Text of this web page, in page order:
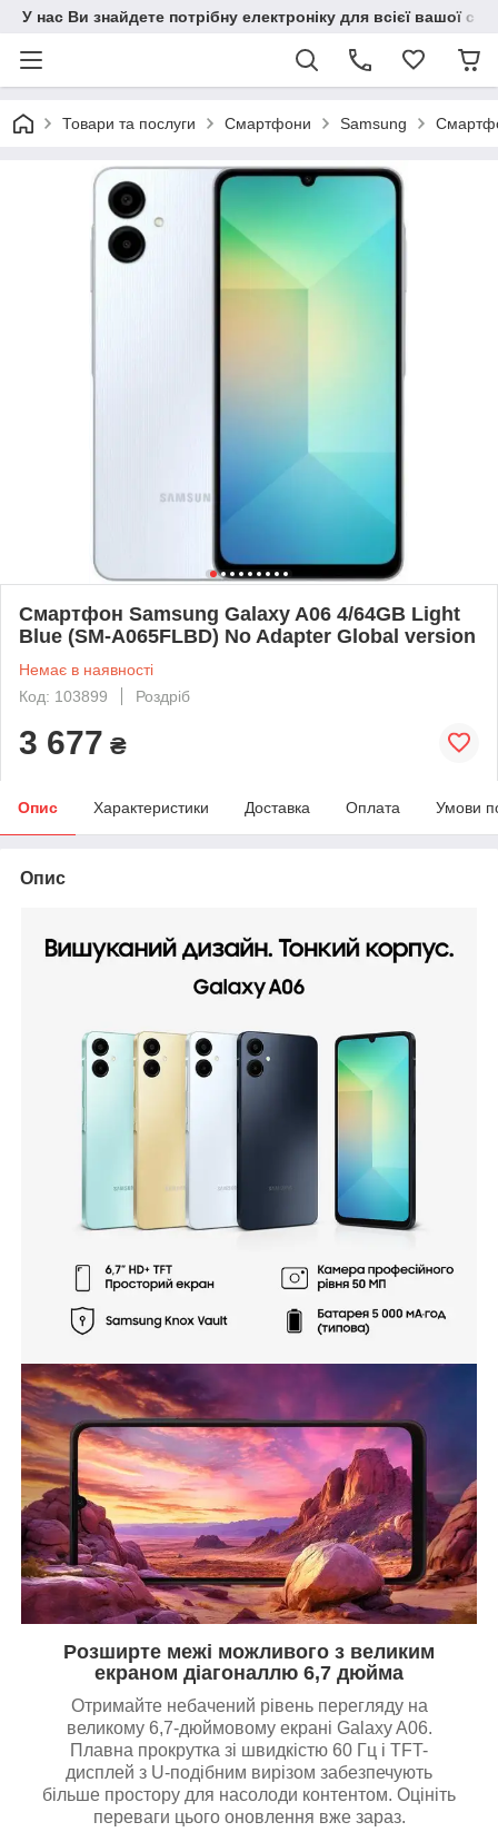
У нас Ви знайдете потрібну електроніку для всієї вашої
Товари та послуги Смартфони Samsung
Смартфон Samsung Galaxy A06 4/64GB Light
Blue (SM-A065FLBD) No Adapter Global version
Немає в наявності
Код: 103899
Роздріб
3 677 ₴
Опис Характеристики Доставка Оплата Умови
Опис
Розширте межі можливого з великим
екраном діагоналлю 6,7 дюйма
Отримайте небачений рівень перегляду на
великому 6,7-дюймовому екрані Galaxy A06.
Плавна прокрутка зі швидкістю 60 Гц і TFT-
дисплей з U-подібним вирізом забезпечують
більше простору для насолоди контентом. Оцініть
переваги цього оновлення вже зараз.